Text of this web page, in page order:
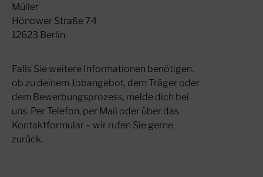
Müller
Hönower Straße 74
12623 Berlin
Falls Sie weitere Informationen benötigen,
ob zu deinem Jobangebot, dem Träger oder
dem Bewerbungsprozess, melde dich bei
uns. Per Telefon, per Mail oder über das
Kontaktformular – wir rufen Sie gerne
zurück.